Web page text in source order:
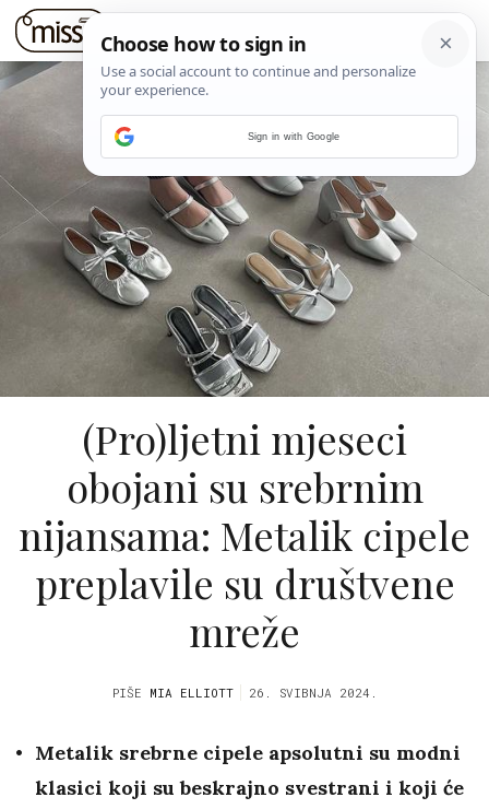
(Pro)ljetni mjeseci
obojani su srebrnim
nijansama: Metalik cipele
preplavile su društvene
mreže
PIŠE MIA ELLIOTT 26. SVIBNJA 2024.
Metalik srebrne cipele apsolutni su modni
klasici koji su beskrajno svestrani i koji će
Sign in with Google